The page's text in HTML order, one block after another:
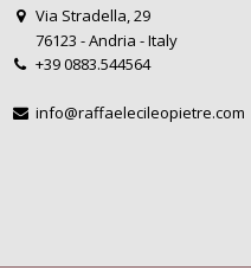
Via Stradella, 29
76123 - Andria - Italy
+39 0883.544564
info@raffaelecileopietre.com